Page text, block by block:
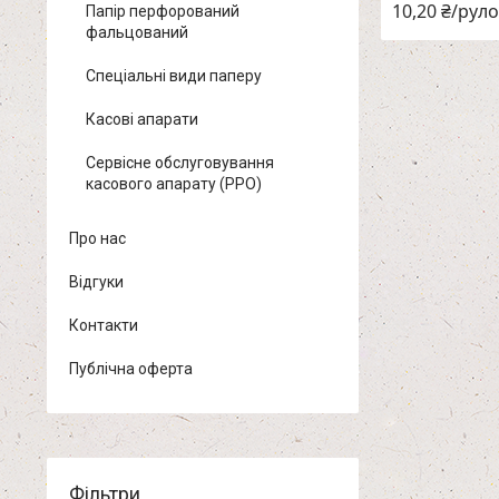
10,20 ₴/
Папір перфорований
фальцований
Спеціальні види паперу
Касові апарати
Сервісне обслуговування
касового апарату (РРО)
Про нас
Відгуки
Контакти
Публічна оферта
Фільтри